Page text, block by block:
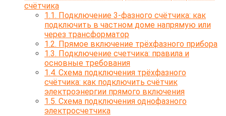
счётчика
1.1. Подключение 3-фазного счётчика: как
подключить в частном доме напрямую или
через трансформатор
1.2. Прямое включение трёхфазного прибора
1.3. Подключение счетчика: правила и
основные требования
1.4. Схема подключения трёхфазного
счётчика: как подключить счётчик
электроэнергии прямого включения
1.5. Схема подключения однофазного
электросчетчика